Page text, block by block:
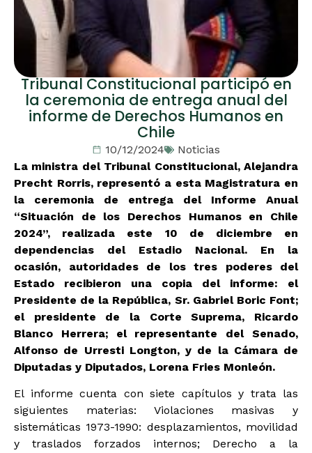
Tribunal Constitucional participó en
la ceremonia de entrega anual del
informe de Derechos Humanos en
Chile
10/12/2024
Noticias
La ministra del Tribunal Constitucional, Alejandra
Precht Rorris, representó a esta Magistratura en
la ceremonia de entrega del Informe Anual
“Situación de los Derechos Humanos en Chile
2024”, realizada este 10 de diciembre en
dependencias del Estadio Nacional. En la
ocasión, autoridades de los tres poderes del
Estado recibieron una copia del informe: el
Presidente de la República, Sr. Gabriel Boric Font;
el presidente de la Corte Suprema, Ricardo
Blanco Herrera; el representante del Senado,
Alfonso de Urresti Longton, y de la Cámara de
Diputadas y Diputados, Lorena Fries Monleón.
El informe cuenta con siete capítulos y trata las
siguientes materias: Violaciones masivas y
sistemáticas 1973-1990: desplazamientos, movilidad
y traslados forzados internos; Derecho a la